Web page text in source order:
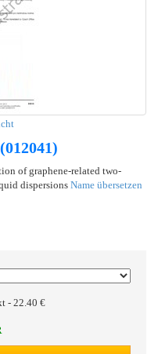
of graphene-related two-
dispersions Name übersetzen
- 22.40 €